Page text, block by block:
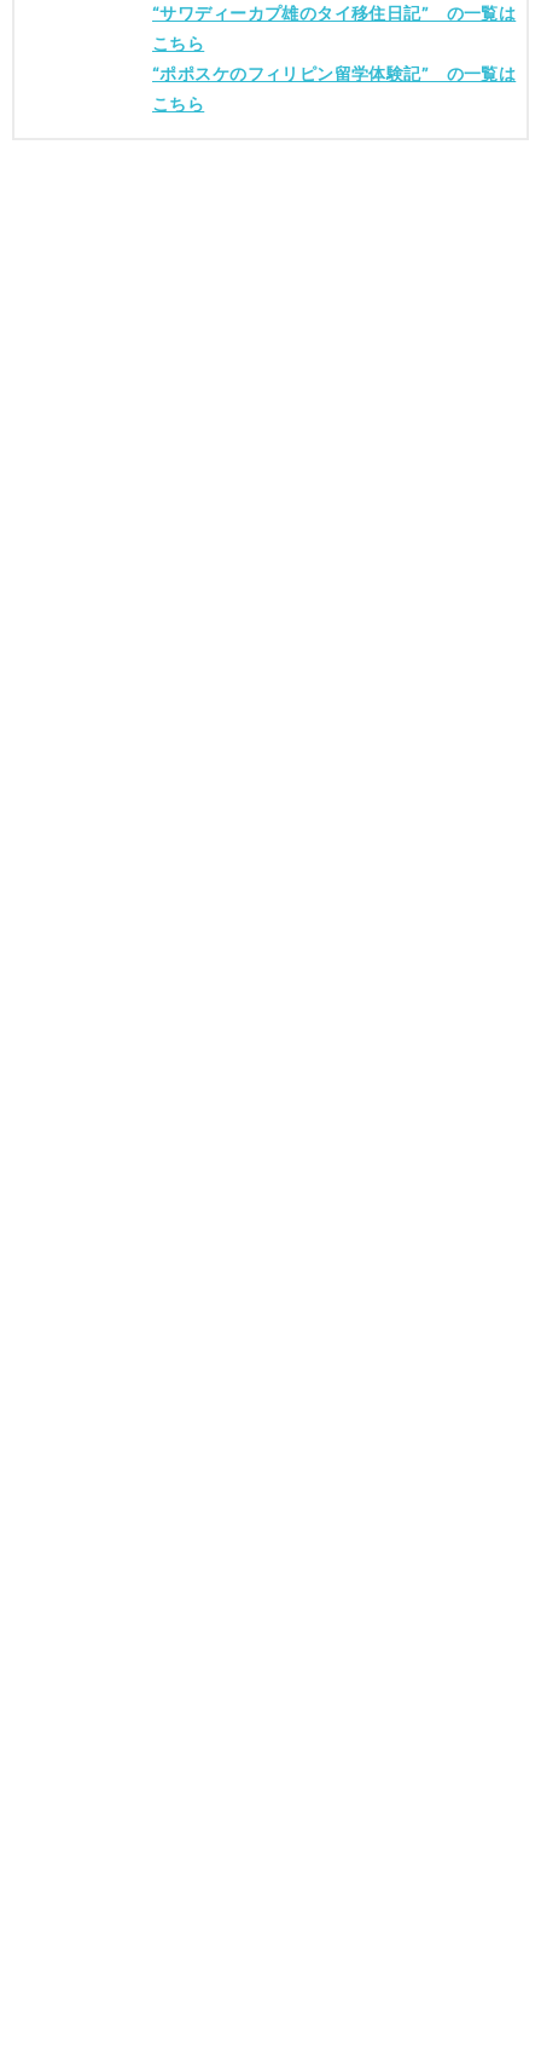
“サワディーカプ雄のタイ移住日記” の一覧は
こちら
“ポポスケのフィリピン留学体験記” の一覧は
こちら